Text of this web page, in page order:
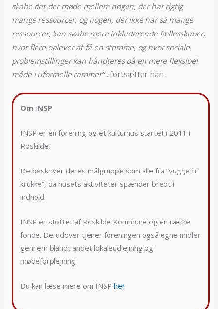
skabe det der møde mellem nogen, der har rigtig
mange ressourcer, og nogen, der ikke har så mange
ressourcer, kan skabe mere inkluderende fællesskaber,
hvor flere oplever at få en stemme, og hvor sociale
problemstillinger kan håndteres på en mere fleksibel
måde i uformelle rammer” , fortsætter han.
Om INSP
INSP er en forening og et kulturhus startet i 2011 i
Roskilde.
De beskriver deres målgruppe som alle fra ”vugge til
krukke”, da husets aktiviteter spænder bredt i
indhold.
INSP er støttet af Roskilde Kommune og en række
fonde. Derudover tjener foreningen også egne midler
gennem blandt andet lokaleudlejning og
mødeforplejning.
Du kan læse mere om INSP her